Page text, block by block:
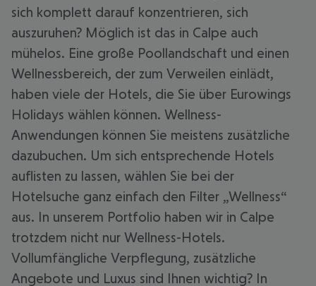
sich komplett darauf konzentrieren, sich
auszuruhen? Möglich ist das in Calpe auch
mühelos. Eine große Poollandschaft und einen
Wellnessbereich, der zum Verweilen einlädt,
haben viele der Hotels, die Sie über Eurowings
Holidays wählen können. Wellness-
Anwendungen können Sie meistens zusätzliche
dazubuchen. Um sich entsprechende Hotels
auflisten zu lassen, wählen Sie bei der
Hotelsuche ganz einfach den Filter „Wellness“
aus. In unserem Portfolio haben wir in Calpe
trotzdem nicht nur Wellness-Hotels.
Vollumfängliche Verpflegung, zusätzliche
Angebote und Luxus sind Ihnen wichtig? In